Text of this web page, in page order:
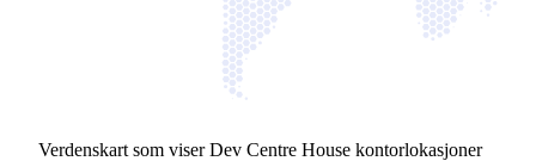
Verdenskart som viser Dev Centre House kontorlokasjoner